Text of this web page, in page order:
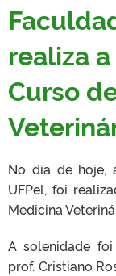
realiza
Curso
No dia de hoje,
UFPel, foi
Medicina
A solenidade
prof. Cristiano